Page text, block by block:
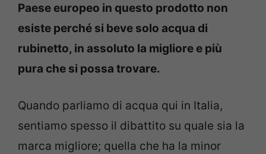
Paese europeo in questo prodotto non
esiste perché si beve solo acqua di
rubinetto, in assoluto la migliore e più
pura che si possa trovare.
Quando parliamo di acqua qui in Italia,
sentiamo spesso il dibattito su quale sia la
marca migliore; quella che ha la minor